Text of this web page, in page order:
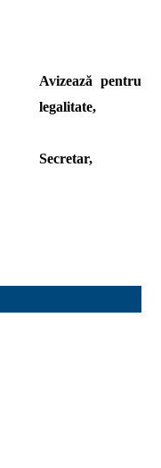
Avizează pentru
legalitate,
Secretar,